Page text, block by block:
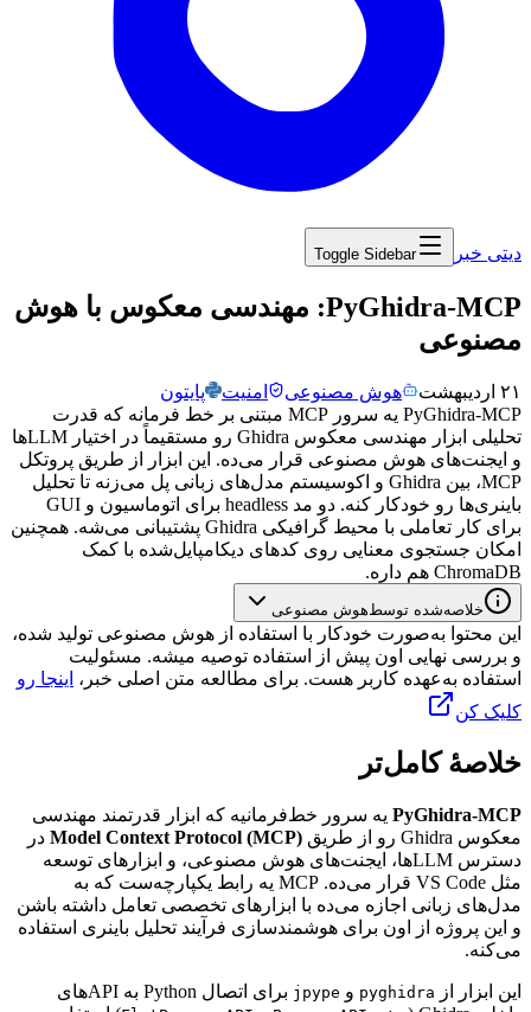
دیتی خبر Toggle Sidebar
‏PyGhidra-MCP: مهندسی معکوس با هوش
مصنوعی
۲۱ اردیبهشت هوش مصنوعی امنیت
پایتون
PyGhidra-MCP یه سرور MCP مبتنی بر خط فرمانه که قدرت
تحلیلی ابزار مهندسی معکوس Ghidra رو مستقیماً در اختیار LLMها
و ایجنت‌های هوش مصنوعی قرار می‌ده. این ابزار از طریق پروتکل
MCP، بین Ghidra و اکوسیستم مدل‌های زبانی پل می‌زنه تا تحلیل
باینری‌ها رو خودکار کنه. دو مد headless برای اتوماسیون و GUI
برای کار تعاملی با محیط گرافیکی Ghidra پشتیبانی می‌شه. همچنین
امکان جستجوی معنایی روی کدهای دیکامپایل‌شده با کمک
ChromaDB هم داره.
خلاصه‌شده توسطهوش مصنوعی
این محتوا به‌صورت خودکار با استفاده از هوش مصنوعی تولید شده،
و بررسی نهایی اون پیش از استفاده توصیه میشه. مسئولیت
استفاده به‌عهده کاربر هست. برای مطالعه متن اصلی خبر، اینجا رو
کلیک کن
خلاصهٔ کامل‌تر
PyGhidra-MCP یه سرور خط‌فرمانیه که ابزار قدرتمند مهندسی
معکوس Ghidra رو از طریق Model Context Protocol (MCP) در
دسترس LLMها، ایجنت‌های هوش مصنوعی، و ابزارهای توسعه
مثل VS Code قرار می‌ده. MCP یه رابط یکپارچه‌ست که به
مدل‌های زبانی اجازه می‌ده با ابزارهای تخصصی تعامل داشته باشن
و این پروژه از اون برای هوشمندسازی فرآیند تحلیل باینری استفاده
می‌کنه.
این ابزار از pyghidra و jpype برای اتصال Python به APIهای